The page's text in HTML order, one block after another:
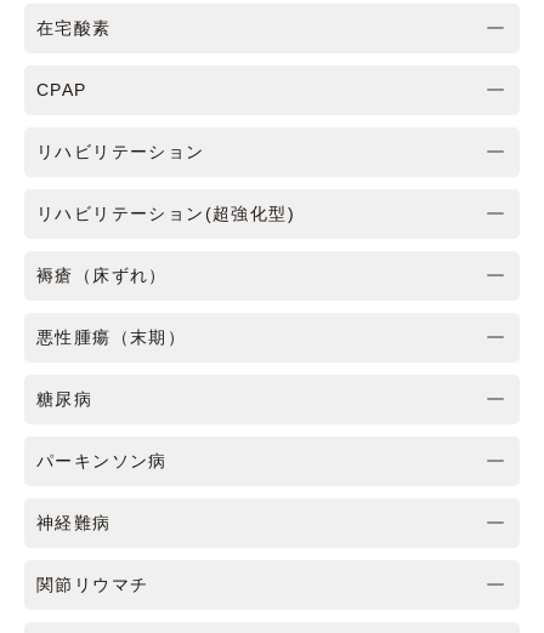
在宅酸素
CPAP
リハビリテーション
リハビリテーション(超強化型)
褥瘡（床ずれ）
悪性腫瘍（末期）
糖尿病
パーキンソン病
神経難病
関節リウマチ